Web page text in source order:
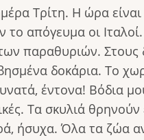
Τρίτη. Η ώρα
το απόγευμα οι
παραθυριών.
δοκάρια. Το
έντονα! Βόδια
Τα σκυλιά
ήσυχα. Όλα τα ζώα